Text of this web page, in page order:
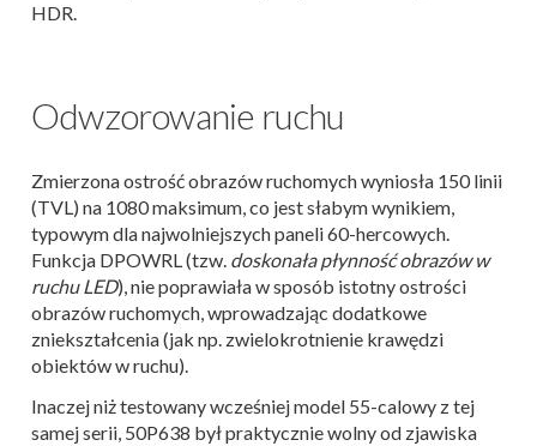
HDR.
Odwzorowanie ruchu
Zmierzona ostrość obrazów ruchomych wyniosła 150 linii
(TVL) na 1080 maksimum, co jest słabym wynikiem,
typowym dla najwolniejszych paneli 60-hercowych.
Funkcja DPOWRL (tzw. doskonała płynność obrazów w
ruchu LED), nie poprawiała w sposób istotny ostrości
obrazów ruchomych, wprowadzając dodatkowe
zniekształcenia (jak np. zwielokrotnienie krawędzi
obiektów w ruchu).
Inaczej niż testowany wcześniej model 55-calowy z tej
samej serii, 50P638 był praktycznie wolny od zjawiska